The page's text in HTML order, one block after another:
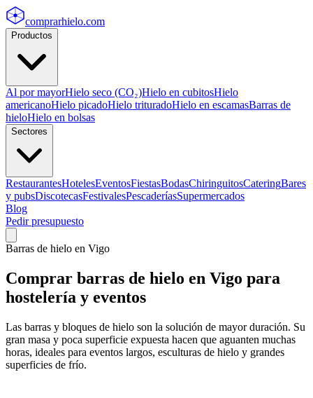
comprarhielo.com
Productos
Al por mayorHielo seco (CO₂)Hielo en cubitosHielo
americanoHielo picadoHielo trituradoHielo en escamasBarras de
hieloHielo en bolsas
Sectores
RestaurantesHotelesEventosFiestasBodasChiringuitosCateringBares
y pubsDiscotecasFestivalesPescaderíasSupermercados
Blog
Pedir presupuesto
Barras de hielo en Vigo
Comprar barras de hielo en Vigo para
hostelería y eventos
Las barras y bloques de hielo son la solución de mayor duración. Su
gran masa y poca superficie expuesta hacen que aguanten muchas
horas, ideales para eventos largos, esculturas de hielo y grandes
superficies de frío.